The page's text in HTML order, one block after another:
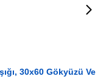
30x60 Gökyüzü Ve